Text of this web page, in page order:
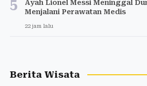
5
Ayah Lionel Messi Meninggal
Menjalani Perawatan Medis
22 jam lalu
Berita Wisata